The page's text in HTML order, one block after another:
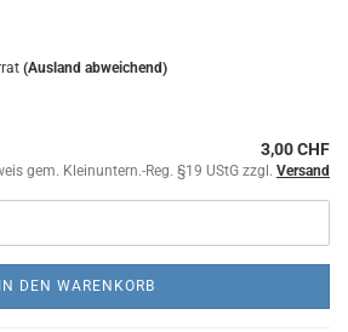
(Ausland abweichend)
3,00 CHF
gem. Kleinuntern.-Reg. §19 UStG zzgl. Versand
IN DEN WARENKORB